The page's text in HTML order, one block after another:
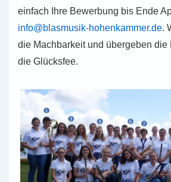
ein­fach Ihre Bewer­bung bis Ende
info@blasmusik-hohenkammer.de.
die Mach­bar­keit und über­ge­ben die
die Glücksfee.